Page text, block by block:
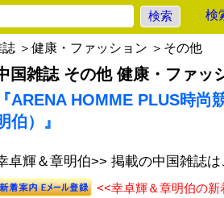
検
誌 ＞ 健康・ファッション ＞ その他
国雑誌 その他 健康・ファッ
『ARENA HOMME PLUS時
伯）』
卓輝＆章明伯>> 掲載の中国雑誌は
<<幸卓輝＆章明伯の新